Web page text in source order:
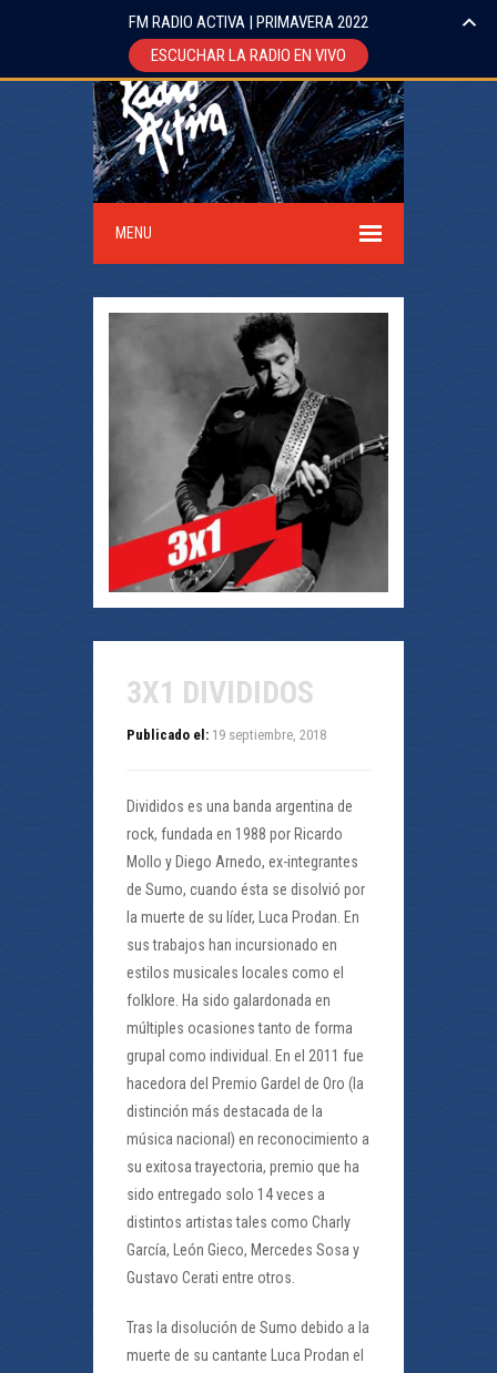
MENU
3X1 DIVIDIDOS
Publicado el: 19 septiembre, 2018
Divididos es una banda argentina de
rock, fundada en 1988 por Ricardo
Mollo y Diego Arnedo, ex-integrantes
de Sumo, cuando ésta se disolvió por
la muerte de su líder, Luca Prodan. En
sus trabajos han incursionado en
estilos musicales locales como el
folklore. Ha sido galardonada en
múltiples ocasiones tanto de forma
grupal como individual. En el 2011 fue
hacedora del Premio Gardel de Oro (la
distinción más destacada de la
música nacional) en reconocimiento a
su exitosa trayectoria, premio que ha
sido entregado solo 14 veces a
distintos artistas tales como Charly
García, León Gieco, Mercedes Sosa y
Gustavo Cerati entre otros.
Tras la disolución de Sumo debido a la
muerte de su cantante Luca Prodan el
FM RADIO ACTIVA | PRIMAVERA 2022
ESCUCHAR LA RADIO EN VIVO